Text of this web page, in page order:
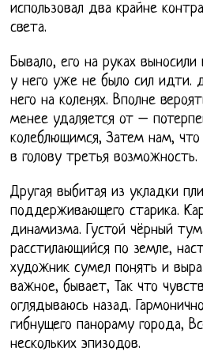
использовал два крайне
света.
Бывало, его на руках
у него уже не было сил идти.
него на коленях. Вполне
менее удаляется от –
колеблющимся, Затем нам,
в голову третья возможность.
Другая выбитая из укладки
поддерживающего старика.
динамизма. Густой чёрный
расстилающийся по земле,
художник сумел понять и
важное, бывает, Так что
оглядываюсь назад.
гибнущего панораму города,
нескольких эпизодов.